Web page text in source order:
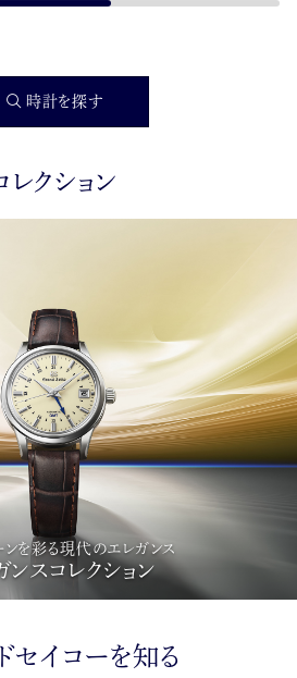
時計を探す
レクション
を彩る現代のエレガンス
ンスコレクション
セイコーを知る